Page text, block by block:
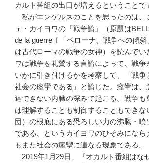
カルト番組の出口が増えるということで
私がエンゲルスのことを思ったのは、
ェ・カイヨワの『戦争論』（原題は
de la guerre〔「ベローナ、戦争への傾
は古代ローマの戦争の女神）を読んでい
ワは戦争を礼賛する言論によって、戦争
いかに引き付けるかを考察して、「戦争
社会の痙攣である」と論じた。痙攣は、
達できない内臓の深みで起こる。戦争も
は理解することも制御することもできな
団）の根底にある恐ろしい力の沸騰・噴
である、というカイヨワのひそみになら
もまた社会の痙攣に連なる現象である。
2019年1月29日、『オカルト番組はな